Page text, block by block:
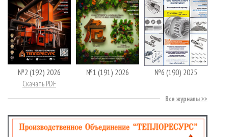
№2 (192) 2026
Скачать PDF
№1 (191) 2026 №6 (190) 2025
Все журналы